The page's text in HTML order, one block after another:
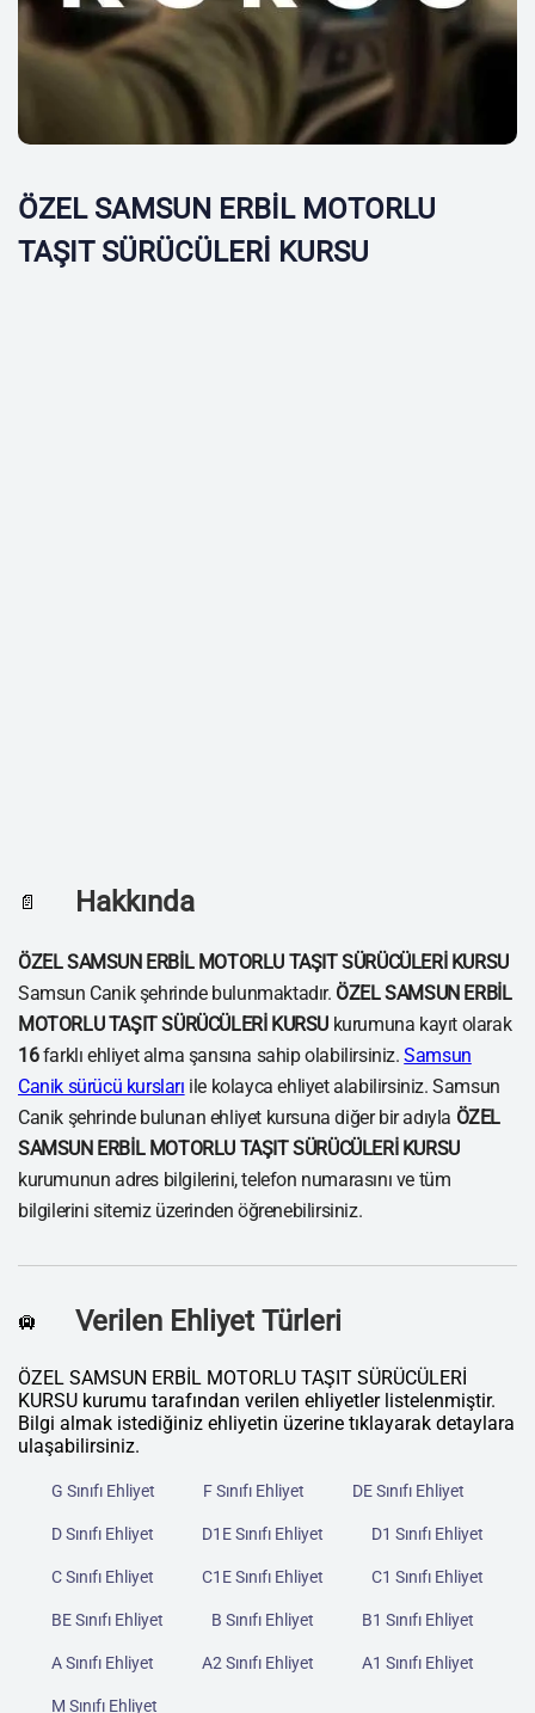
ÖZEL SAMSUN ERBİL MOTORLU
TAŞIT SÜRÜCÜLERİ KURSU
📄 Hakkında
ÖZEL SAMSUN ERBİL MOTORLU TAŞIT SÜRÜCÜLERİ KURSU
Samsun Canik şehrinde bulunmaktadır. ÖZEL SAMSUN ERBİL
MOTORLU TAŞIT SÜRÜCÜLERİ KURSU kurumuna kayıt olarak
16farklı ehliyet alma şansına sahip olabilirsiniz.Samsun
Canik sürücü kursları ile kolayca ehliyet alabilirsiniz. Samsun
Canik şehrinde bulunan ehliyet kursuna diğer bir adıyla ÖZEL
SAMSUN ERBİL MOTORLU TAŞIT SÜRÜCÜLERİ KURSU
kurumunun adres bilgilerini, telefon numarasını ve tüm
bilgilerini sitemiz üzerinden öğrenebilirsiniz.
🛄 Verilen Ehliyet Türleri
ÖZEL SAMSUN ERBİL MOTORLU TAŞIT SÜRÜCÜLERİ
KURSU kurumu tarafından verilen ehliyetler listelenmiştir.
Bilgi almak istediğiniz ehliyetin üzerine tıklayarak detaylara
ulaşabilirsiniz.
G Sınıfı Ehliyet F Sınıfı Ehliyet DE Sınıfı Ehliyet
D Sınıfı Ehliyet D1E Sınıfı Ehliyet D1 Sınıfı Ehliyet
C Sınıfı Ehliyet C1E Sınıfı Ehliyet C1 Sınıfı Ehliyet
BE Sınıfı Ehliyet B Sınıfı Ehliyet B1 Sınıfı Ehliyet
A Sınıfı Ehliyet A2 Sınıfı Ehliyet A1 Sınıfı Ehliyet
M Sınıfı Ehliyet